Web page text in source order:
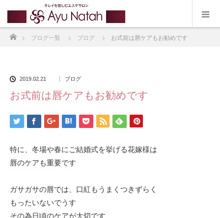
ブログ一覧 ブログ お式前は唇ケアもお勧めです
2019.02.21 ブログ
お式前は唇ケアもお勧めです
特に、冬場や春にご結婚式を挙げる花嫁様は
唇のケアも重要です
ガサガサの唇では、口紅もうまくつきずらく
もったいないでうす
その為日頃のケアが大切です